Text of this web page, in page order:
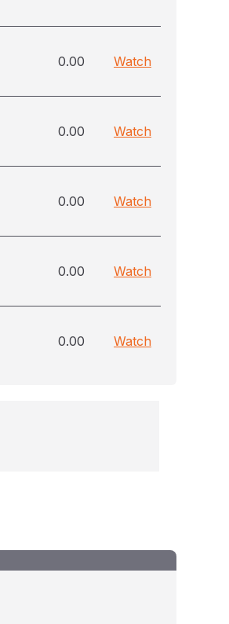
0.00 Watch
0.00 Watch
0.00 Watch
0.00 Watch
0.00 Watch